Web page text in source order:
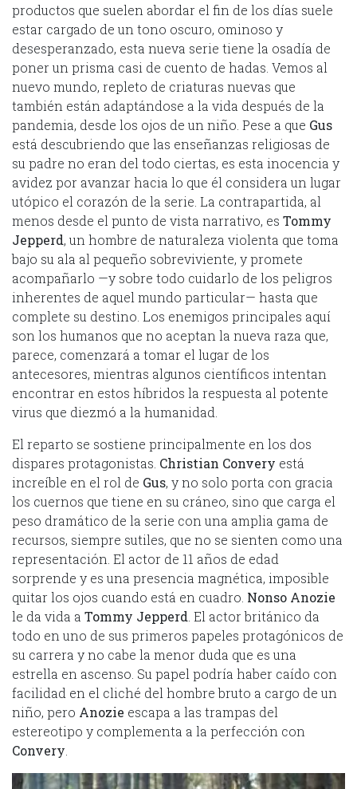
productos que suelen abordar el fin de los días suele
estar cargado de un tono oscuro, ominoso y
desesperanzado, esta nueva serie tiene la osadía de
poner un prisma casi de cuento de hadas. Vemos al
nuevo mundo, repleto de criaturas nuevas que
también están adaptándose a la vida después de la
pandemia, desde los ojos de un niño. Pese a que Gus
está descubriendo que las enseñanzas religiosas de
su padre no eran del todo ciertas, es esta inocencia y
avidez por avanzar hacia lo que él considera un lugar
utópico el corazón de la serie. La contrapartida, al
menos desde el punto de vista narrativo, es Tommy
Jepperd, un hombre de naturaleza violenta que toma
bajo su ala al pequeño sobreviviente, y promete
acompañarlo —y sobre todo cuidarlo de los peligros
inherentes de aquel mundo particular— hasta que
complete su destino. Los enemigos principales aquí
son los humanos que no aceptan la nueva raza que,
parece, comenzará a tomar el lugar de los
antecesores, mientras algunos científicos intentan
encontrar en estos híbridos la respuesta al potente
virus que diezmó a la humanidad.
El reparto se sostiene principalmente en los dos
dispares protagonistas. Christian Convery está
increíble en el rol de Gus, y no solo porta con gracia
los cuernos que tiene en su cráneo, sino que carga el
peso dramático de la serie con una amplia gama de
recursos, siempre sutiles, que no se sienten como una
representación. El actor de 11 años de edad
sorprende y es una presencia magnética, imposible
quitar los ojos cuando está en cuadro. Nonso Anozie
le da vida a Tommy Jepperd . El actor británico da
todo en uno de sus primeros papeles protagónicos de
su carrera y no cabe la menor duda que es una
estrella en ascenso. Su papel podría haber caído con
facilidad en el cliché del hombre bruto a cargo de un
niño, pero Anozie escapa a las trampas del
estereotipo y complementa a la perfección con
Convery